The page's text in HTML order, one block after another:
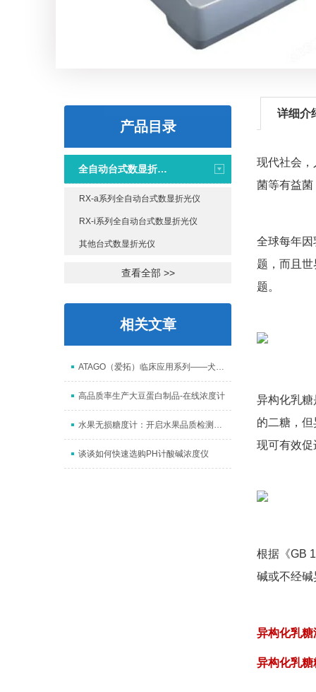
产品目录
全自动台式数显折光仪
RX-a系列全自动台式数显折光仪
RX-i系列全自动台式数显折光仪
其他台式数显折光仪
查看全部 >>
相关文章
ATAGO（爱拓）临床应用系列——犬猫尿比重折射计
高品质率生产大豆蛋白制品-在线浓度计
水果无损糖度计：开启水果品质检测新时代
谈谈如何快速选购PH计酸碱浓度仪
详细介
现代社会
菌等有益
全球每年
题，而且世
题。
异构化乳
的二糖，
现可有效
根据《GB
碱或不经
异构化乳
异构化乳